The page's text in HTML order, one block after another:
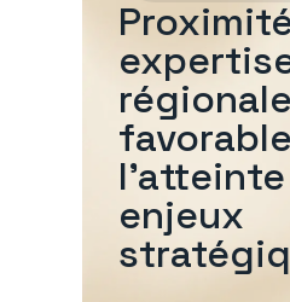
régionale
enjeux